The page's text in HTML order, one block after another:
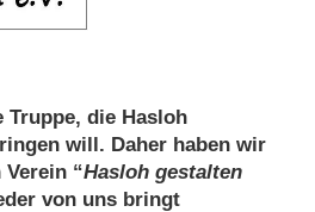
die Hasloh
will. Daher haben wir
Verein “Hasloh gestalten
von uns bringt